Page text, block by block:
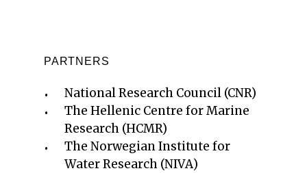
PARTNERS
Nаtionаl Reseаrch Council (CNR)
The Hellenic Centre for Marine
Research (HCMR)
The Norwegiаn Institute for
Wаter Reseаrch (NIVА)